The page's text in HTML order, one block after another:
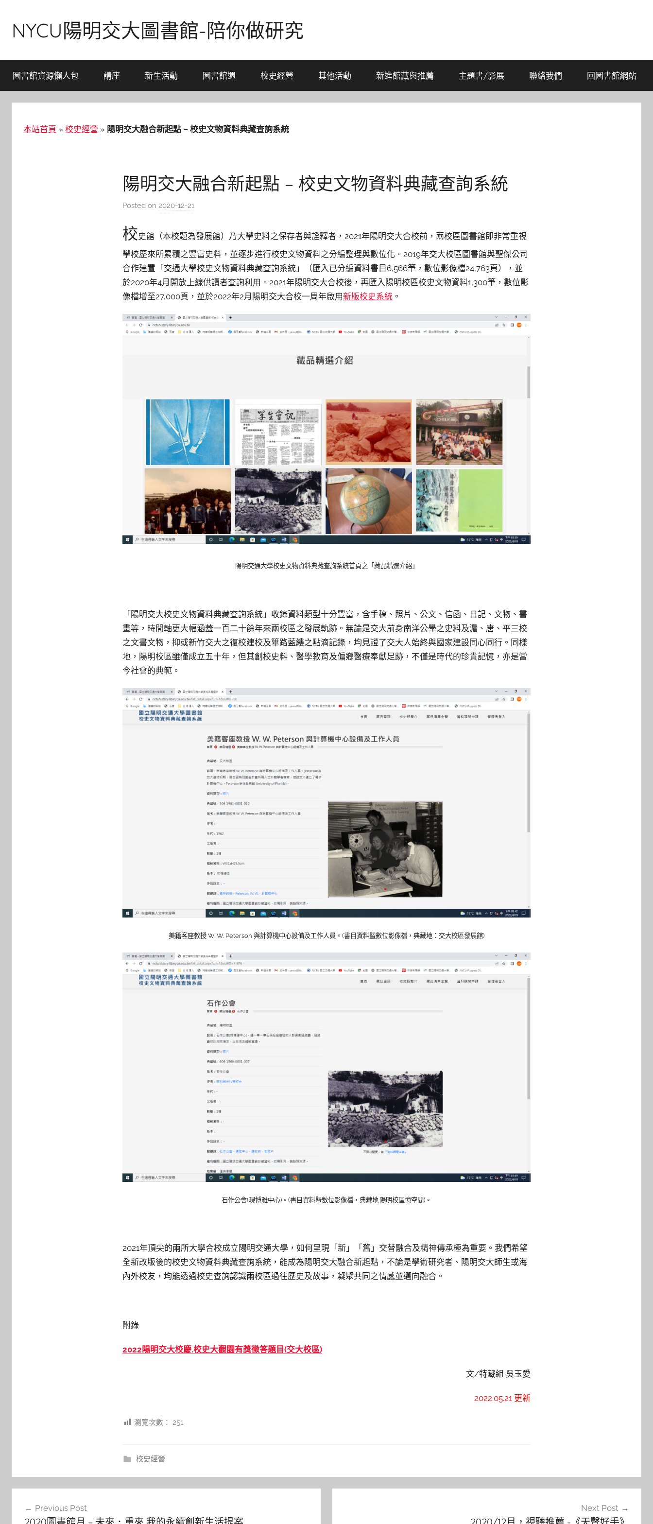
contentNYCU陽明交大圖書館-陪你做研究
圖書館資源懶人包 講座 新生活動 圖書館週 校史經營 其他活動 新進館藏與推薦 主題書/影展 聯絡我們 回圖書館網站
本站首頁 » 校史經營 » 陽明交大融合新起點 – 校史文物資料典藏查詢系統
陽明交大融合新起點 – 校史文物資料典藏查詢系統
Posted on 2020-12-21
c
i
t
l
校史館（本校題為發展館）乃大學史料之保存者與詮釋者，2021年陽明交大合校前，兩校區圖書館即非常重視
學校歷來所累積之豐富史料，並逐步進行校史文物資料之分編整理與數位化。2019年交大校區圖書館與聖傑公司
合作建置「交通大學校史文物資料典藏查詢系統」（匯入已分編資料書目6,566筆，數位影像檔24,763頁），並
於2020年4月開放上線供讀者查詢利用。2021年陽明交大合校後，再匯入陽明校區校史文物資料1,300筆，數位影
像檔增至27,000頁，並於2022年2月陽明交大合校一周年啟用新版校史系統 。
陽明交通大學校史文物資料典藏查詢系統首頁之「藏品精選介紹」
「陽明交大校史文物資料典藏查詢系統」收錄資料類型十分豐富，含手稿、照片、公文、信函、日記、文物、書
畫等，時間軸更大幅涵蓋一百二十餘年來兩校區之發展軌跡。無論是交大前身南洋公學之史料及滬、唐、平三校
之文書文物，抑或新竹交大之復校建校及篳路藍縷之點滴記錄，均見證了交大人始終與國家建設同心同行。同樣
地，陽明校區雖僅成立五十年，但其創校史料、醫學教育及偏鄉醫療奉獻足跡，不僅是時代的珍貴記憶，亦是當
今社會的典範。
美籍客座教授 W. W. Peterson 與計算機中心設備及工作人員 。 (書目資料暨數位影像檔，典藏地：交大校區發展館)
石作公會(現博雅中心)。(書目資料暨數位影像檔，典藏地:陽明校區憶空間)。
2021年頂尖的兩所大學合校成立陽明交通大學，如何呈現「新」「舊」交替融合及精神傳承極為重要。我們希望
全新改版後的校史文物資料典藏查詢系統，能成為陽明交大融合新起點，不論是學術研究者、陽明交大師生或海
內外校友，均能透過校史查詢認識兩校區過往歷史及故事，凝聚共同之情感並邁向融合。
附錄
2022陽明交大校慶.校史大觀園有獎徵答題目(交大校區)
文/特藏組 吳玉愛
2022.05.21 更新
瀏覽次數： 251
校史經營
Previous Post
2020圖書館月 – 未來．重來 我的永續創新生活提案
Next Post
2020/12月，視聽推薦 -《天聲好手》